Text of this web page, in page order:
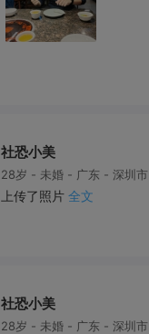
社恐小美
28岁 - 未婚 - 广东 - 深圳市
上传了照片 全文
社恐小美
28岁 - 未婚 - 广东 - 深圳市